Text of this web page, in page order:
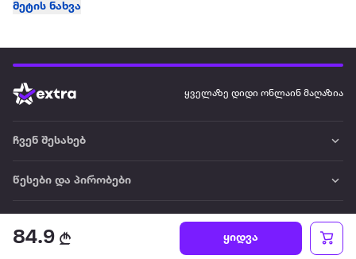
84.9 ყიდვა
გამოირჩევა , პრიალა ფაქტურით.
ფერი: სუფთა თეთრი (Alabaster White) — ფერი, რომელიც
ხაზს უსვამს სკულპტურის ყოველ დეტალს და ქმნის
სისუფთავის განცდას.
კონსოლისთვის.
მეტის ნახვა
ყველაზე დიდი ონლაინ მაღაზია
ჩვენ შესახებ
წესები და პირობები